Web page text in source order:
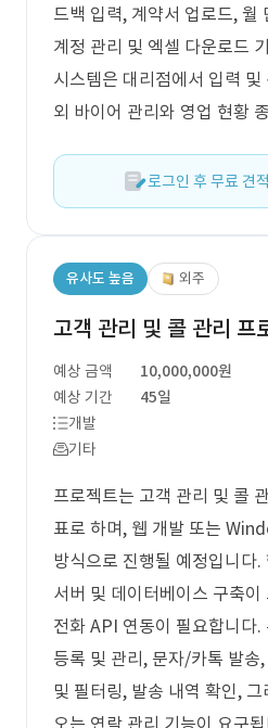
드백 입력, 계약서 업로드, 월
계정 관리 및 엑셀 다운로드
시스템은 대리점에서 입력 및
외 바이어 관리와 영업 현황
로그인 후 무료 견
유사도 높음 외주
고객 관리 및 콜 관리 프
예상 금액
10,000,000원
예상 기간
45일
개발
기타
프로젝트는 고객 관리 및 콜
표로 하며, 웹 개발 또는
방식으로 진행될 예정입니다
서버 및 데이터베이스 구축
전화 API 연동이 필요합니다.
등록 및 관리, 문자/카톡 발송
및 필터링, 발송 내역 확인,
오는 연락 관리 기능이 요구